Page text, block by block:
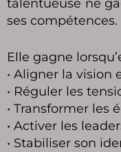
talentueuse ne
ses compétences.
Elle gagne
• Aligner la vision
• Réguler les
• Transformer les
• Activer les
• Stabiliser son